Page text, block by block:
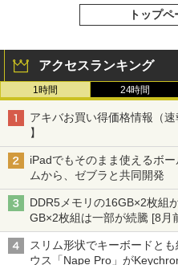
トップ
アクセスランキング
1時間 24時間
アキバお買い得価格情報（
】
iPadでもそのまま使えるボ
ムから、ゼブラと共同開発
DDR5メモリの16GB×2枚組
GB×2枚組は一部が続騰 [8
スリム形状でキーボードと
ウス「Nape Pro」が